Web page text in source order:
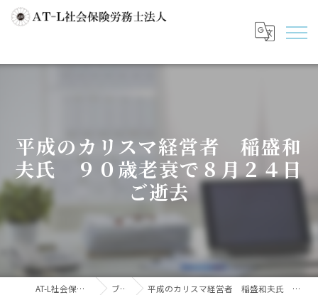
平成のカリスマ経営者 稲盛和
夫氏 ９０歳老衰で８月２４日
ご逝去
AT-L社会保険労務士法人 ブログ 平成のカリスマ経営者 稲盛和夫氏 ９０歳老衰で８月２４日ご逝去